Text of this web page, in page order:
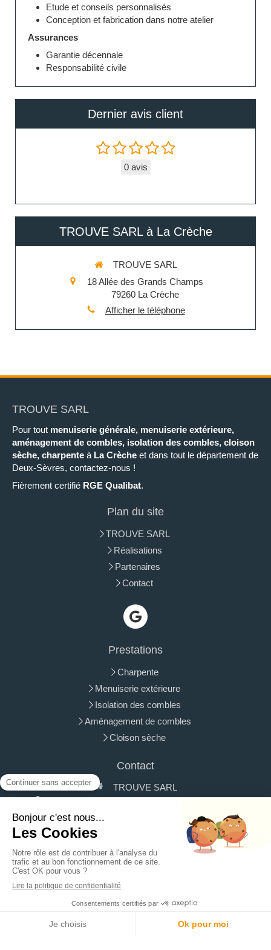
Etude et conseils personnalisés
Conception et fabrication dans notre atelier
Assurances
Garantie décennale
Responsabilité civile
Dernier avis client
0 avis
TROUVE SARL à La Crèche
TROUVE SARL
18 Allée des Grands Champs
79260 La Crèche
Afficher le téléphone
TROUVE SARL
Pour tout menuiserie générale, menuiserie extérieure,
aménagement de combles, isolation des combles, cloison
sèche, charpente à La Crèche et dans tout le département de
Deux-Sèvres, contactez-nous !
Fièrement certifié RGE Qualibat.
Plan du site
TROUVE SARL
Réalisations
Partenaires
Contact
Prestations
Charpente
Menuiserie extérieure
Isolation des combles
Aménagement de combles
Cloison sèche
Contact
TROUVE SARL
18 Allée des Grands Champs 79260 La Crèche